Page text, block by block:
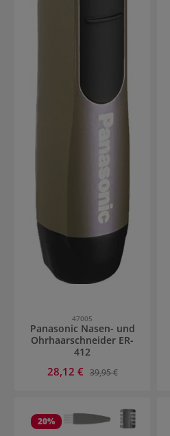
47005
Panasonic Nasen- und
Ohrhaarschneider ER-
412
Verkaufspreis:
28,12 € Regulärer Preis:
39,95 €
20%